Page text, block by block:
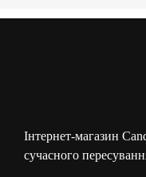
Інтернет-магазин
сучасного